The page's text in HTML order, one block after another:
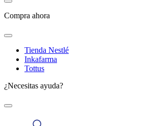
Compra ahora
Tienda Nestlé
Inkafarma
Tottus
¿Necesitas ayuda?